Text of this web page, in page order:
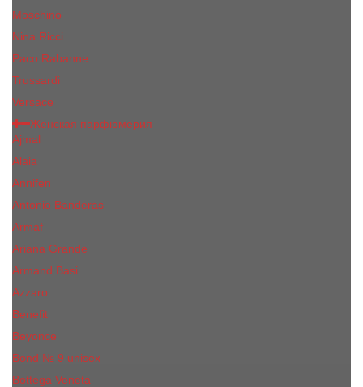
Moschino
Nina Ricci
Paco Rabanne
Trussardi
Versace
Женская парфюмерия
Ajmal
Alaia
Annifen
Antonio Banderas
Armaf
Ariana Grande
Armand Basi
Azzaro
Benefit
Beyonce
Bond № 9 unisex
Bottega Veneta